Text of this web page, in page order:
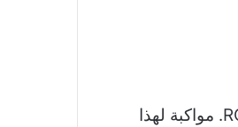
كان عام 2023 يدور حول أجهزة الكمبيوتر المحمولة المخصصة للألعاب والإنتاجية من علامات تجارية مثل Asus وLenovo وROG. مواكبة لهذا